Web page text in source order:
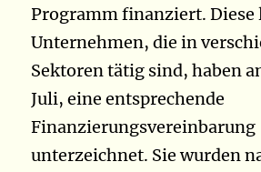
Programm finanziert. Diese
Unternehmen, die in
Sektoren tätig sind, haben
Juli, eine entsprechende
Finanzierungsvereinbarung
unterzeichnet. Sie wurden